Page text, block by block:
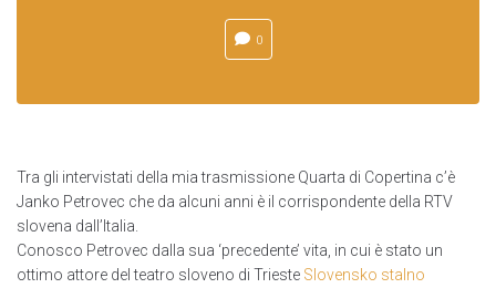
0
Tra gli intervistati della mia trasmissione Quarta di Copertina c’è
Janko Petrovec che da alcuni anni è il corrispondente della RTV
slovena dall’Italia.
Conosco Petrovec dalla sua ‘precedente’ vita, in cui è stato un
ottimo attore del teatro sloveno di Trieste Slovensko stalno